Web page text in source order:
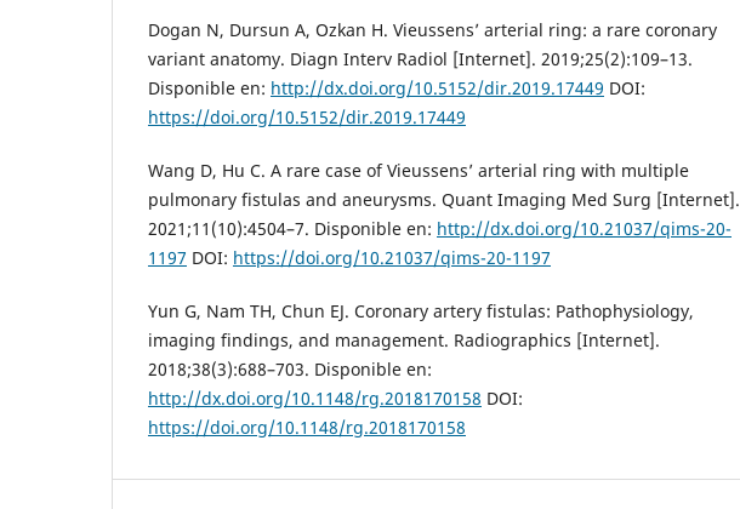
Dogan N, Dursun A, Ozkan H. Vieussens’ arterial ring: a rare coronary
variant anatomy. Diagn Interv Radiol [Internet]. 2019;25(2):109–13.
Disponible en: http://dx.doi.org/10.5152/dir.2019.17449 DOI:
https://doi.org/10.5152/dir.2019.17449
Wang D, Hu C. A rare case of Vieussens’ arterial ring with multiple
pulmonary fistulas and aneurysms. Quant Imaging Med Surg [Internet].
2021;11(10):4504–7. Disponible en: http://dx.doi.org/10.21037/qims-20-
1197 DOI: https://doi.org/10.21037/qims-20-1197
Yun G, Nam TH, Chun EJ. Coronary artery fistulas: Pathophysiology,
imaging findings, and management. Radiographics [Internet].
2018;38(3):688–703. Disponible en:
http://dx.doi.org/10.1148/rg.2018170158 DOI:
https://doi.org/10.1148/rg.2018170158